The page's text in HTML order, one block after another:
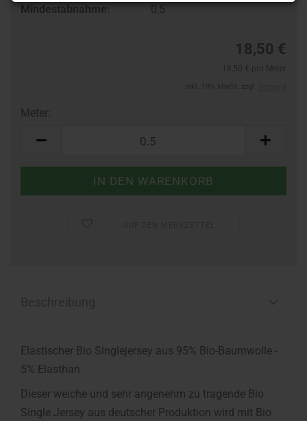
.
Rückstaus kann es jedoch zu längeren Lieferzeiten kommen.
Mindestabnahme:
0,5
18,50 €
Meter:
Elastischer Bio Singlejersey aus 95% Bio-Baumwolle -
5% Elasthan
Dieser weiche und sehr angenehm zu tragende Bio
Single Jersey aus deutscher Produktion wird mit Bio